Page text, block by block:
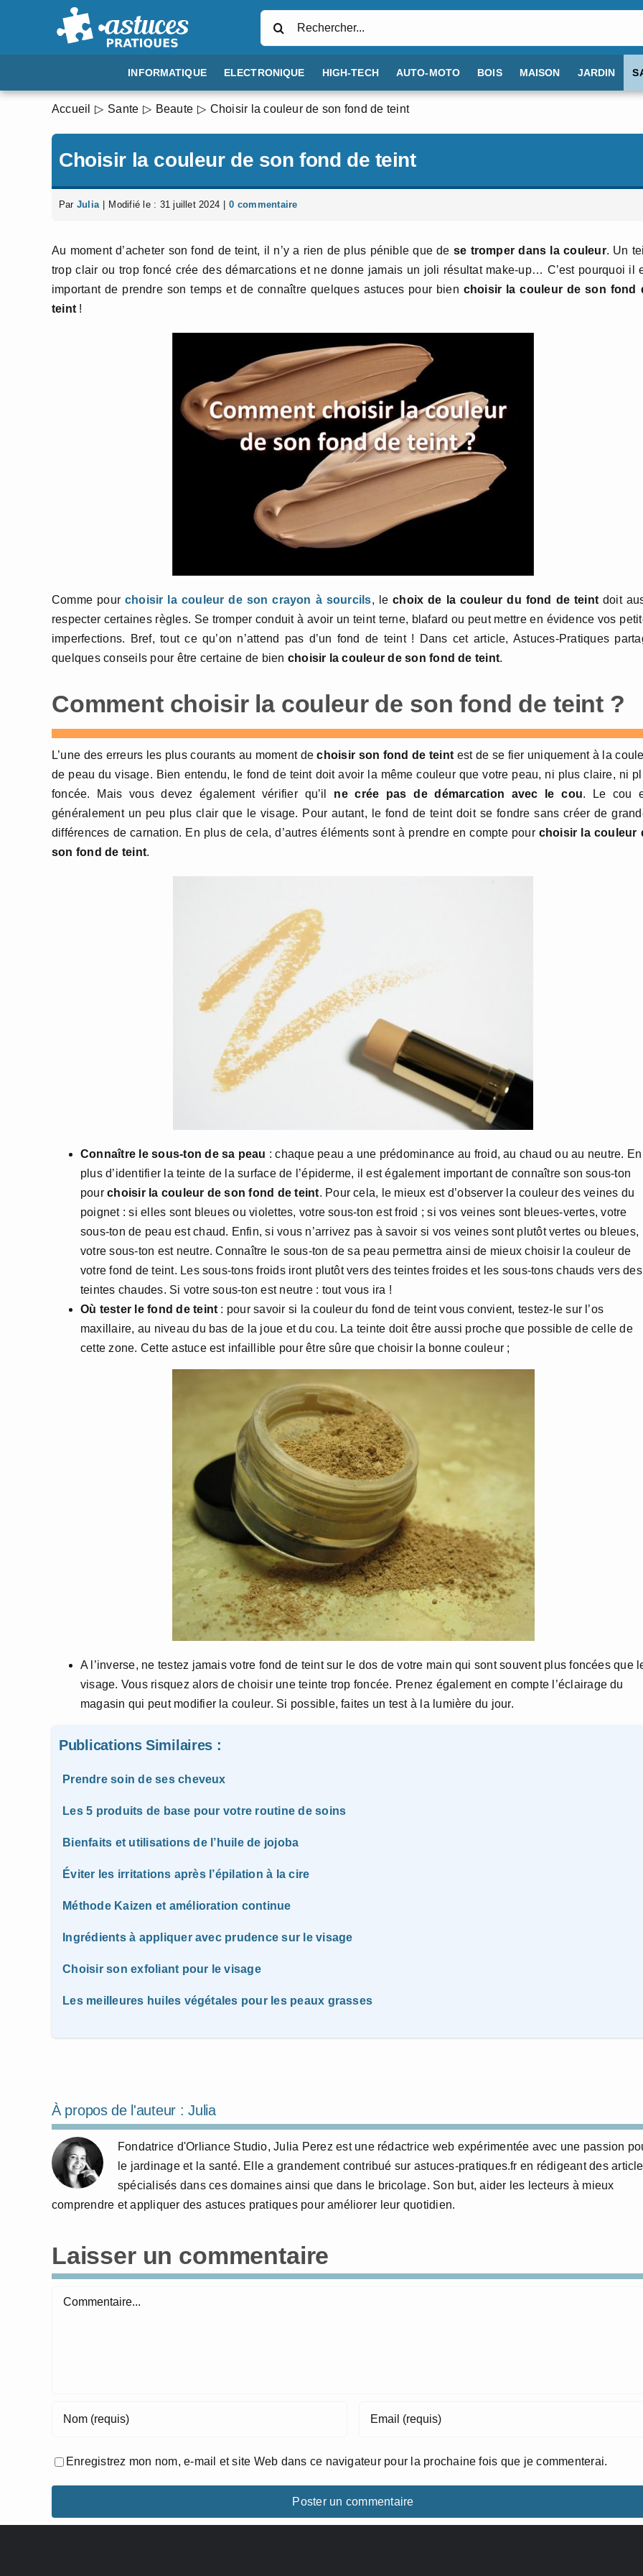
INFORMATIQUE ELECTRONIQUE HIGH-TECH AUTO-MOTO BOIS MAISON JARDIN
Accueil Sante Beaute Choisir la couleur de son fond de teint
Choisir la couleur de son fond de teint
Par Julia Modifié le : 31 juillet 2024 0 commentaire
Au moment d’acheter son fond de teint, il n’y a rien de plus pénible que de se tromper dans la couleur. Un
trop clair ou trop foncé crée des démarcations et ne donne jamais un joli résultat make-up… C’est pourquoi il
important de prendre son temps et de connaître quelques astuces pour bien choisir la couleur de son fond
teint !
Comme pour choisir la couleur de son crayon à sourcils, lechoix de la couleur du fond de teint doit
respecter certaines règles. Se tromper conduit à avoir un teint terne, blafard ou peut mettre en évidence vos
imperfections. Bref, tout ce qu’on n’attend pas d’un fond de teint ! Dans cet article, Astuces-Pratiques
quelques conseils pour être certaine de bien choisir la couleur de son fond de teint.
Comment choisir la couleur de son fond de teint ?
L’une des erreurs les plus courants au moment dechoisir son fond de teint est de se fier uniquement à la
de peau du visage. Bien entendu, le fond de teint doit avoir la même couleur que votre peau, ni plus claire, ni
foncée. Mais vous devez également vérifier qu’il ne crée pas de démarcation avec le cou. Le cou
généralement un peu plus clair que le visage. Pour autant, le fond de teint doit se fondre sans créer de
différences de carnation. En plus de cela, d’autres éléments sont à prendre en compte pour choisir la couleur
son fond de teint.
Connaître le sous-ton de sa peau : chaque peau a une prédominance au froid, au chaud ou au neutre. En
plus d’identifier la teinte de la surface de l’épiderme, il est également important de connaître son sous-ton
pourchoisir la couleur de son fond de teint. Pour cela, le mieux est d’observer la couleur des veines du
poignet : si elles sont bleues ou violettes, votre sous-ton est froid ; si vos veines sont bleues-vertes, votre
sous-ton de peau est chaud. Enfin, si vous n’arrivez pas à savoir si vos veines sont plutôt vertes ou bleues,
votre sous-ton est neutre. Connaître le sous-ton de sa peau permettra ainsi de mieux choisir la couleur de
votre fond de teint. Les sous-tons froids iront plutôt vers des teintes froides et les sous-tons chauds vers des
teintes chaudes. Si votre sous-ton est neutre : tout vous ira !
Où tester le fond de teint : pour savoir si la couleur du fond de teint vous convient, testez-le sur l’os
maxillaire, au niveau du bas de la joue et du cou. La teinte doit être aussi proche que possible de celle de
cette zone. Cette astuce est infaillible pour être sûre que choisir la bonne couleur ;
A l’inverse, ne testez jamais votre fond de teint sur le dos de votre main qui sont souvent plus foncées que
visage. Vous risquez alors de choisir une teinte trop foncée. Prenez également en compte l’éclairage du
magasin qui peut modifier la couleur. Si possible, faites un test à la lumière du jour.
Publications Similaires :
Prendre soin de ses cheveux
Les 5 produits de base pour votre routine de soins
Bienfaits et utilisations de l’huile de jojoba
Éviter les irritations après l’épilation à la cire
Méthode Kaizen et amélioration continue
Ingrédients à appliquer avec prudence sur le visage
Choisir son exfoliant pour le visage
Les meilleures huiles végétales pour les peaux grasses
À propos de l'auteur :Julia
Fondatrice d'Orliance Studio, Julia Perez est une rédactrice web expérimentée avec une passion
le jardinage et la santé. Elle a grandement contribué sur astuces-pratiques.fr en rédigeant des
spécialisés dans ces domaines ainsi que dans le bricolage. Son but, aider les lecteurs à mieux
comprendre et appliquer des astuces pratiques pour améliorer leur quotidien.
Laisser un commentaire
Commentaire
Enregistrez mon nom, e-mail et site Web dans ce navigateur pour la prochaine fois que je commenterai.